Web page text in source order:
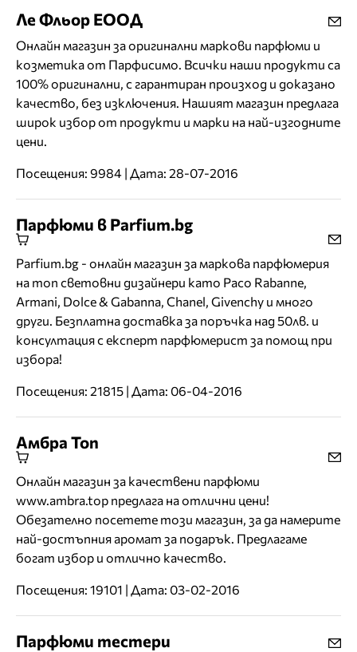
Ле Фльор ЕООД
Онлайн магазин за оригинални маркови парфюми и
козметика от Парфисимо. Всички наши продукти са
100% оригинални, с гарантиран произход и доказано
качество, без изключения. Нашият магазин предлага
широк избор от продукти и марки на най-изгодните
цени.
Посещения: 9984 | Дата: 28-07-2016
Парфюми в Parfium.bg
Parfium.bg - онлайн магазин за маркова парфюмерия
на топ световни дизайнери като Paco Rabanne,
Armani, Dolce & Gabanna, Chanel, Givenchy и много
други. Безплатна доставка за поръчка над 50лв. и
консултация с експерт парфюмерист за помощ при
избора!
Посещения: 21815 | Дата: 06-04-2016
Амбра Топ
Онлайн магазин за качествени парфюми
www.ambra.top предлага на отлични цени!
Обезателно посетете този магазин, за да намерите
най-достъпния аромат за подарък. Предлагаме
богат избор и отлично качество.
Посещения: 19101 | Дата: 03-02-2016
Парфюми тестери